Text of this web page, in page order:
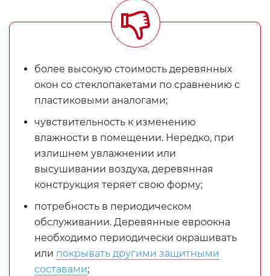
более высокую стоимость деревянных
окон со стеклопакетами по сравнению с
пластиковыми аналогами;
чувствительность к изменению
влажности в помещении. Нередко, при
излишнем увлажнении или
высушивании воздуха, деревянная
конструкция теряет свою форму;
потребность в периодическом
обслуживании. Деревянные евроокна
необходимо периодически окрашивать
или покрывать другими защитными
составами;